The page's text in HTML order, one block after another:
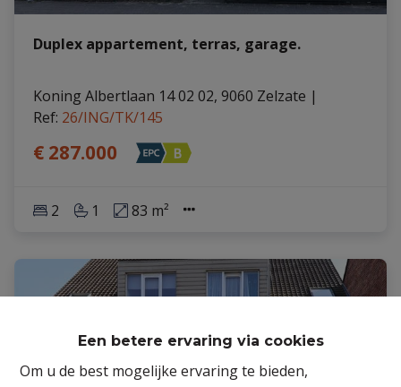
Een betere ervaring via cookies
Om u de best mogelijke ervaring te bieden,
Duplex appartement, terras, garage.
Koning Albertlaan 14 02 02, 9060 Zelzate |
Ref: 26/ING/TK/145
€ 287.000
2 1 83 m²